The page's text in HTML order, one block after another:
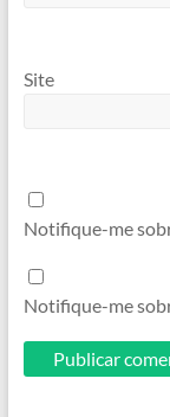
Site
Notifique-me
Notifique-me